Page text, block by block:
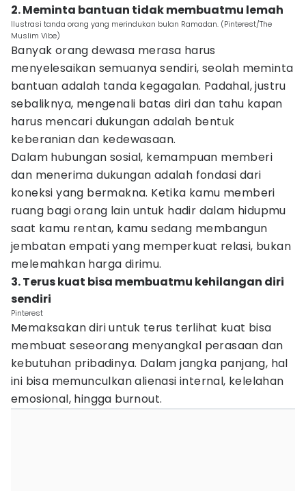
2. Meminta bantuan tidak membuatmu lemah
Ilustrasi tanda orang yang merindukan bulan Ramadan. (Pinterest/The
Muslim Vibe)
Banyak orang dewasa merasa harus
menyelesaikan semuanya sendiri, seolah meminta
bantuan adalah tanda kegagalan. Padahal, justru
sebaliknya, mengenali batas diri dan tahu kapan
harus mencari dukungan adalah bentuk
keberanian dan kedewasaan.
Dalam hubungan sosial, kemampuan memberi
dan menerima dukungan adalah fondasi dari
koneksi yang bermakna. Ketika kamu memberi
ruang bagi orang lain untuk hadir dalam hidupmu
saat kamu rentan, kamu sedang membangun
jembatan empati yang memperkuat relasi, bukan
melemahkan harga dirimu.
3. Terus kuat bisa membuatmu kehilangan diri
sendiri
Pinterest
Memaksakan diri untuk terus terlihat kuat bisa
membuat seseorang menyangkal perasaan dan
kebutuhan pribadinya. Dalam jangka panjang, hal
ini bisa memunculkan alienasi internal, kelelahan
emosional, hingga burnout.